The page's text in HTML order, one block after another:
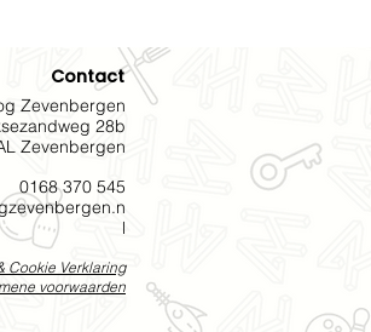
Contact
Zevenbergen
28b
Zevenbergen
0168 370 545
l
Cookie Verklaring
voorwaarden